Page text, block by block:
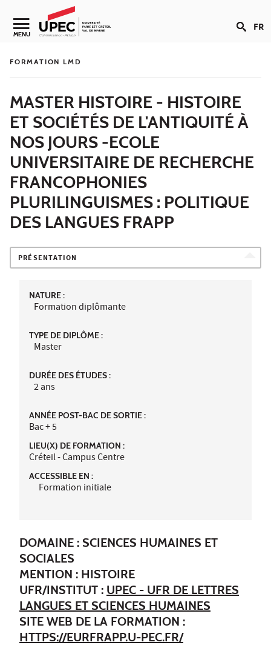
Aller au contenu
Navigation secondaire
MENU FR
FORMATION LMD
MASTER HISTOIRE - HISTOIRE
ET SOCIÉTÉS DE L'ANTIQUITÉ À
NOS JOURS -ECOLE
UNIVERSITAIRE DE RECHERCHE
FRANCOPHONIES
PLURILINGUISMES : POLITIQUE
DES LANGUES FRAPP
PRÉSENTATION
NATURE :
Formation diplômante
TYPE DE DIPLÔME :
Master
DURÉE DES ÉTUDES :
2 ans
ANNÉE POST-BAC DE SORTIE :
Bac + 5
LIEU(X) DE FORMATION :
Créteil - Campus Centre
ACCESSIBLE EN :
Formation initiale
DOMAINE : SCIENCES HUMAINES ET
SOCIALES
MENTION : HISTOIRE
UFR/INSTITUT : UPEC - UFR DE LETTRES
LANGUES ET SCIENCES HUMAINES
SITE WEB DE LA FORMATION :
HTTPS://EURFRAPP.U-PEC.FR/